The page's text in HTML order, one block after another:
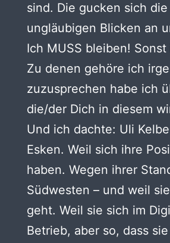
sind. Die gucken sich
ungläubigen Blicken an
Ich MUSS bleiben!
Zu denen gehöre ich
zuzusprechen habe ich
die/der Dich in diesem
Und ich dachte: Uli
Esken. Weil sich ihre
haben. Wegen ihrer
Südwesten – und weil
geht. Weil sie sich im
Betrieb, aber so, dass